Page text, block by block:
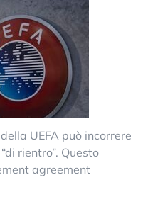
UEFA può incorrere
rientro”. Questo
agreement